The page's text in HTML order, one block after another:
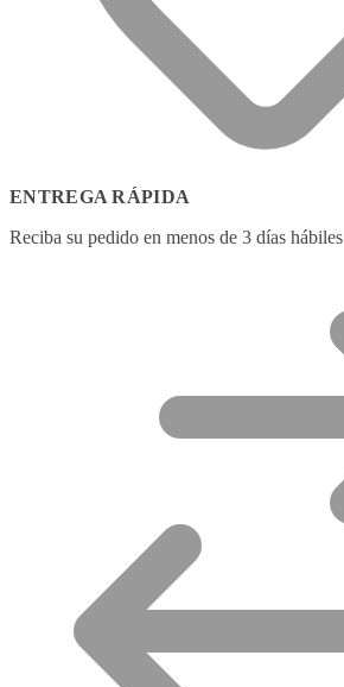
ENTREGA RÁPIDA
Reciba su pedido en menos de 3 días hábiles